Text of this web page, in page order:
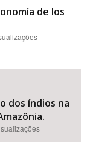
de los
dos índios na